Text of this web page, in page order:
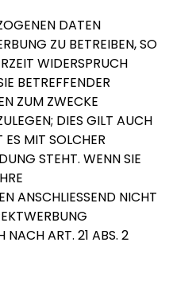
DATEN
ZU BETREIBEN, SO
WIDERSPRUCH
BETREFFENDER
ZUM ZWECKE
DIES GILT AUCH
MIT SOLCHER
STEHT. WENN SIE
ANSCHLIESSEND NICHT
NACH ART. 21 ABS. 2